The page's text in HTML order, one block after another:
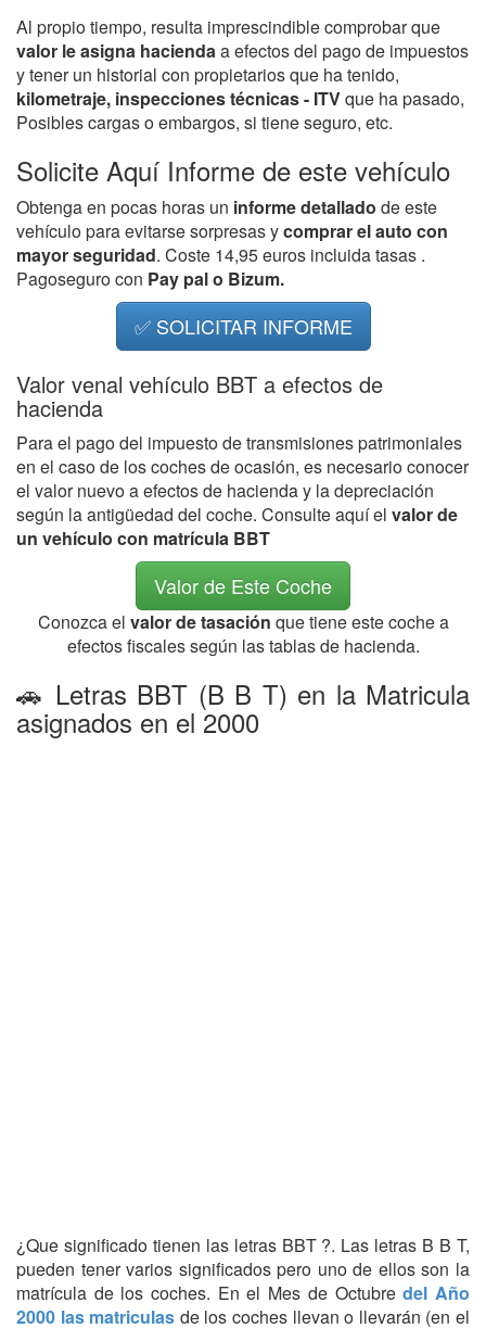
Al propio tiempo, resulta imprescindible comprobar que
valor le asigna haciendaa efectos del pago de impuestos
y tener un historial con propietarios que ha tenido,
kilometraje, inspecciones técnicas - ITVque ha pasado,
Posibles cargas o embargos, si tiene seguro, etc.
Solicite Aquí Informe de este vehículo
Obtenga en pocas horas un informe detallado de este
vehículo para evitarse sorpresas ycomprar el auto con
mayor seguridad. Coste 14,95 euros incluida tasas .
Pagoseguro con Pay pal o Bizum.
✅ SOLICITAR INFORME
Valor venal vehículo BBT a efectos de
hacienda
Para el pago del impuesto de transmisiones patrimoniales
en el caso de los coches de ocasión, es necesario conocer
el valor nuevo a efectos de hacienda y la depreciación
según la antigüedad del coche. Consulte aquí el valor de
un vehículo con matrícula BBT
Valor de Este Coche
Conozca el valor de tasación que tiene este coche a
efectos fiscales según las tablas de hacienda.
🚗 Letras BBT (B B T) en la Matricula
asignados en el 2000
¿Que significado tienen las letras BBT ?. Las letras B B T,
pueden tener varios significados pero uno de ellos son la
matrícula de los coches. En el Mes de Octubredel Año
2000 las matriculas de los coches llevan o llevarán (en el